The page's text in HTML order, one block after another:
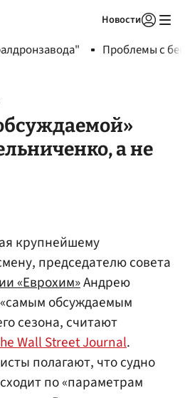
Новости
Проблемы с
а не
крупнейшему
председателю совета
«Еврохим»Андрею
обсуждаемым
сезона, считают
Wall Street Journal.
полагают, что судно
по «параметрам